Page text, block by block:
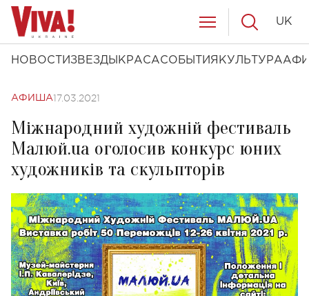
НОВОСТИ ЗВЕЗДЫ КРАСАСОБЫТИЯ КУЛЬТУРА
UK
АФИША17.03.2021
Міжнародний художній фестиваль
Малюй.ua оголосив конкурс юних
художників та скульпторів